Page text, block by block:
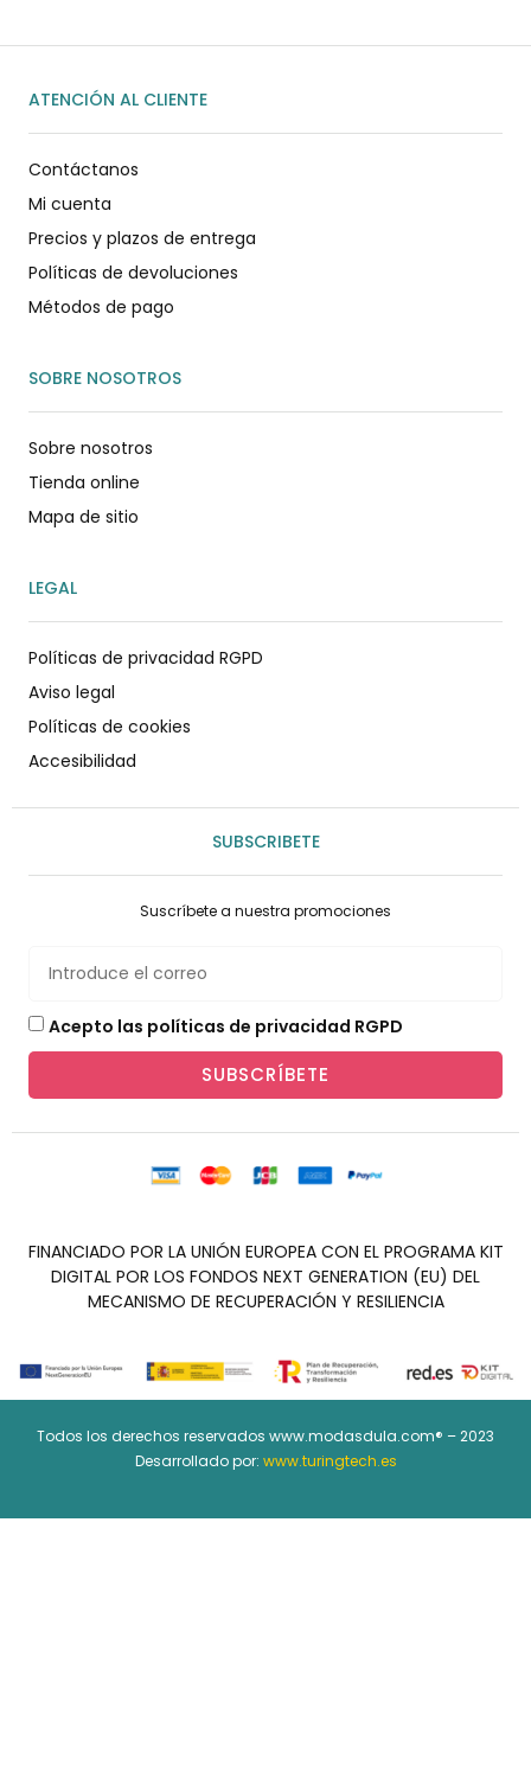
ATENCIÓN AL CLIENTE
Contáctanos
Mi cuenta
Precios y plazos de entrega
Políticas de devoluciones
Métodos de pago
SOBRE NOSOTROS
Sobre nosotros
Tienda online
Mapa de sitio
LEGAL
Políticas de privacidad RGPD
Aviso legal
Políticas de cookies
Accesibilidad
SUBSCRIBETE
Suscríbete a nuestra promociones
Acepto las políticas de privacidad RGPD
SUBSCRÍBETE
FINANCIADO POR LA UNIÓN EUROPEA CON EL PROGRAMA KIT
DIGITAL POR LOS FONDOS NEXT GENERATION (EU) DEL
MECANISMO DE RECUPERACIÓN Y RESILIENCIA
Todos los derechos reservados www.modasdula.com® – 2023
Desarrollado por: www.turingtech.es